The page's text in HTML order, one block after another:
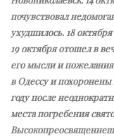
почувствовал
ухудшилось. 18
19 октября отошел в
его мысли и
в Одессу и
году после
места погребения